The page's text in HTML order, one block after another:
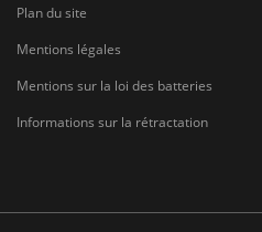
Plan du site
Mentions légales
Mentions sur la loi des batteries
Informations sur la rétractation